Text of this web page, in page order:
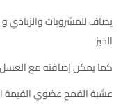
يضاف للمشروبات
الخبز
كما يمكن إضافته مع
عشبة القمح عضويالقيمة